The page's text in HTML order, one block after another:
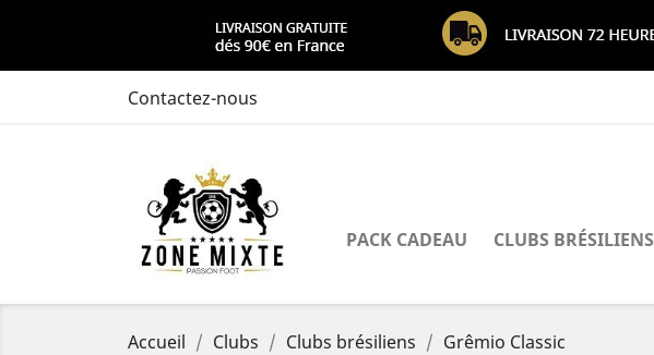
Contactez-nous
PACK CADEAU CLUBS BRÉSILIENS
Accueil Clubs Clubs brésiliens Grêmio Classic